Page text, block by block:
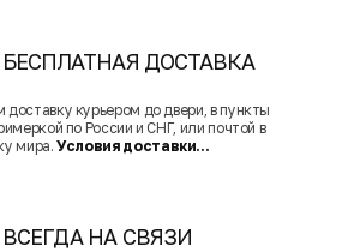
БЕСПЛАТНАЯ ДОСТАВКА
курьером до двери, в пункты
по России и СНГ, или почтой в
мира.Условия доставки...
ВСЕГДА НА СВЯЗИ